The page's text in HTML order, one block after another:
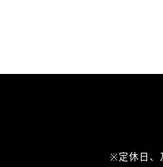
※定休日、